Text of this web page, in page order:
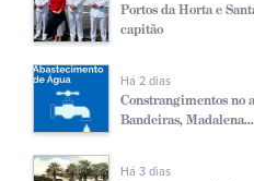
Portos da Horta e
capitão
Há 2 dias
Constrangimentos no
Bandeiras, Madalena...
Há 3 dias